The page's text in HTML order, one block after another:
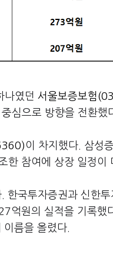
나였던 서울보증보험
심으로 방향을 전환했
이 차지했다. 삼성
참여에 상장 일정이
한국투자증권과 신한
억원의 실적을 기록했
름을 올렸다.